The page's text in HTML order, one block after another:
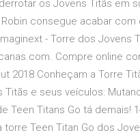
os Jovens Titãs em
consegue acabar com
- Torre dos Jovens
Compre online
2018 Conheçam a Torre
Titãs e seus veículos:
Teen Titans Go tá demais!
torre Teen Titan Go dos